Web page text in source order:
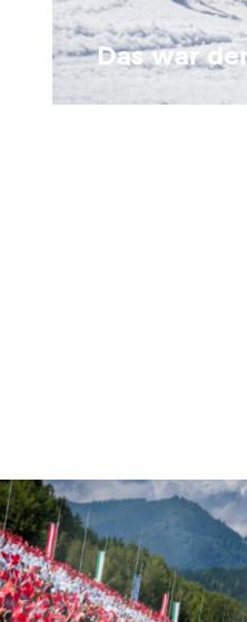
Das war